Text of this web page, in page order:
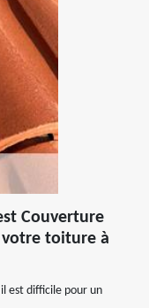
Couverture
toiture à
est difficile pour un